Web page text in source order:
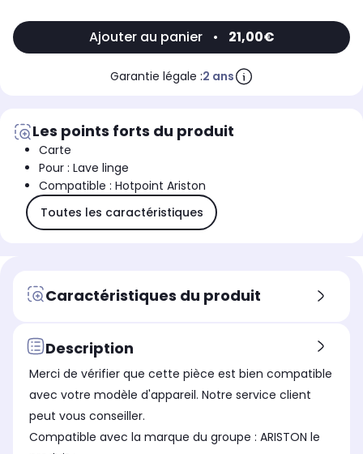
Ajouter au panier • 21,00€
Garantie légale :2 ans
Les points forts du produit
Carte
Pour : Lave linge
Compatible : Hotpoint Ariston
Toutes les caractéristiques
Caractéristiques du produit
Description
Merci de vérifier que cette pièce est bien compatible
avec votre modèle d'appareil. Notre service client
peut vous conseiller.
Compatible avec la marque du groupe : ARISTON le